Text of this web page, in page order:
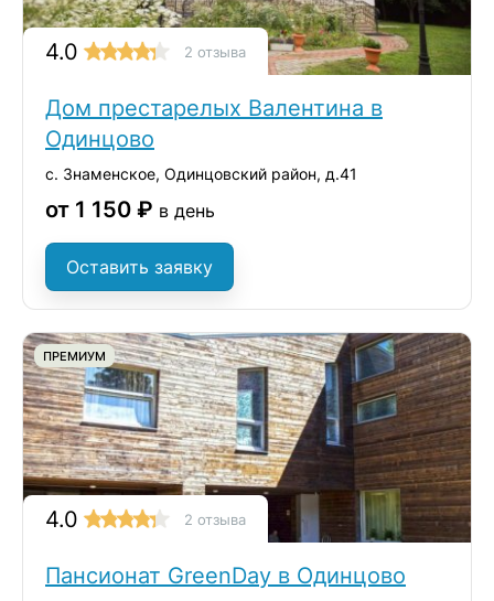
4.0 2 отзыва
Дом престарелых Валентина в
Одинцово
с. Знаменское, Одинцовский район, д.41
от 1 150 ₽ в день
Оставить заявку
ПРЕМИУМ
4.0 2 отзыва
Пансионат GreenDay в Одинцово